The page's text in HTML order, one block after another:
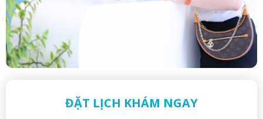
ĐẶT LỊCH KHÁM NGAY